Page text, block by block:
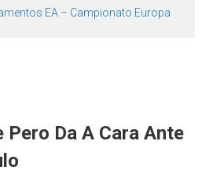
EA – Campionato Europa
Pero Da A Cara Ante